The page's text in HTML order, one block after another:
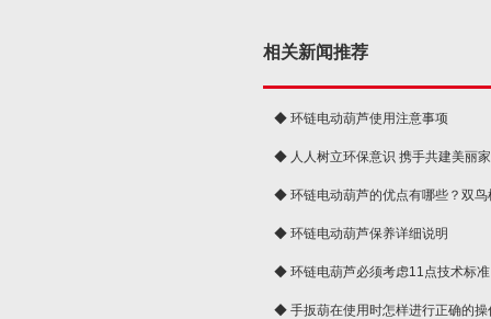
相关新闻推荐
◆ 环链电动葫芦使用注意事项
◆ 人人树立环保意识 携手共建美丽
球◆ 环链电动葫芦的优点有哪些？双鸟
◆ 环链电动葫芦保养详细说明
◆ 环链电葫芦必须考虑11点技术标准
◆ 手扳葫在使用时怎样进行正确的操